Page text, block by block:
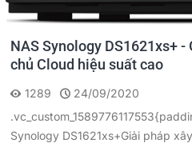
NAS Synology DS1621xs+
chủ Cloud hiệu suất cao
1289
24/09/2020
Synology DS1621xs+Giải pháp